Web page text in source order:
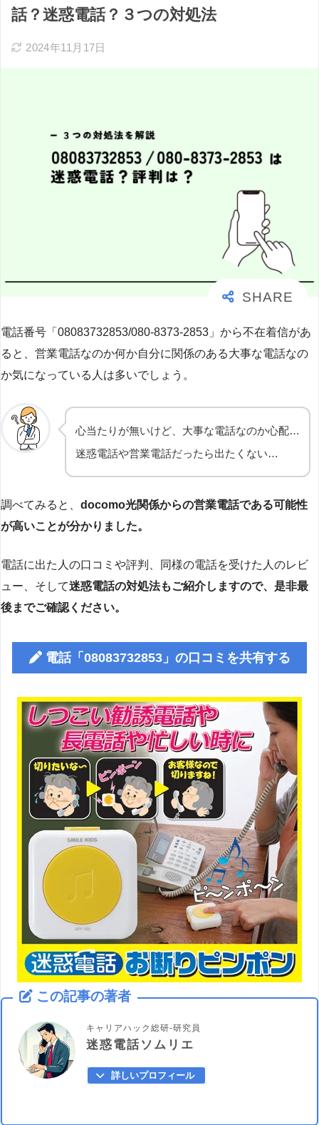
話？迷惑電話？３つの対処法
2024年11月17日
電話番号「08083732853/080-8373-2853」から不在着信があ
ると、営業電話なのか何か自分に関係のある大事な電話なの
か気になっている人は多いでしょう。
心当たりが無いけど、大事な電話なのか心配…
迷惑電話や営業電話だったら出たくない…
調べてみると、 docomo光関係からの営業電話である可能性
が高いことが分かりました。
電話に出た人の口コミや評判、同様の電話を受けた人のレビ
ュー、そして迷惑電話の対処法もご紹介しますので、是非最
後までご確認ください。
電話「08083732853」の口コミを共有する
この記事の著者
キャリアハック総研-研究員
迷惑電話ソムリエ
詳しいプロフィール